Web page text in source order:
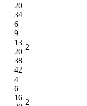
20
34
6
9
13
20
38
42
2
4
6
16
2